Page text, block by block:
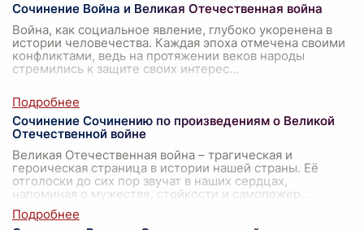
Сочинение Война и Великая Отечественная война
Война, как социальное явление, глубоко укоренена в
истории человечества. Каждая эпоха отмечена своими
конфликтами, ведь на протяжении веков народы
стремились к защите своих интерес...
Сочинение Сочинению по произведениям о Великой
Отечественной войне
Великая Отечественная война – трагическая и
героическая страница в истории нашей страны. Её
отголоски до сих пор звучат в наших сердцах,
напоминая о мужестве, стойкости и самопожер